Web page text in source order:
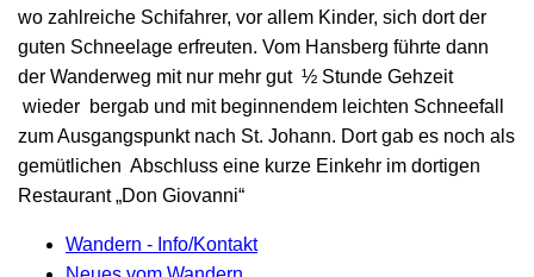
wo zahlreiche Schifahrer, vor allem Kinder, sich dort der
guten Schneelage erfreuten. Vom Hansberg führte dann
der Wanderweg mit nur mehr gut ½ Stunde Gehzeit
wieder bergab und mit beginnendem leichten Schneefall
zum Ausgangspunkt nach St. Johann. Dort gab es noch als
gemütlichen Abschluss eine kurze Einkehr im dortigen
Restaurant „Don Giovanni“
Wandern - Info/Kontakt